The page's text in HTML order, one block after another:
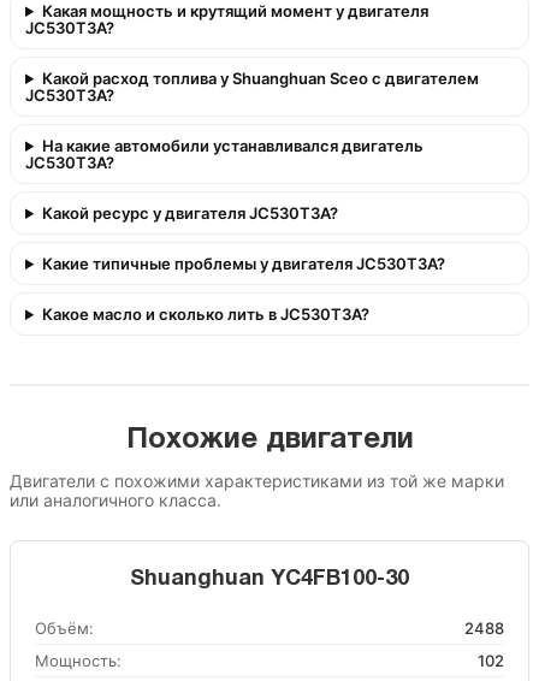
Какая мощность и крутящий момент у двигателя
JC530T3A?
Какой расход топлива у Shuanghuan Sceo с двигателем
JC530T3A?
На какие автомобили устанавливался двигатель
JC530T3A?
Какой ресурс у двигателя JC530T3A?
Какие типичные проблемы у двигателя JC530T3A?
Какое масло и сколько лить в JC530T3A?
Похожие двигатели
Двигатели с похожими характеристиками из той же марки
или аналогичного класса.
Shuanghuan YC4FB100-30
Объём:
2488
Мощность:
102